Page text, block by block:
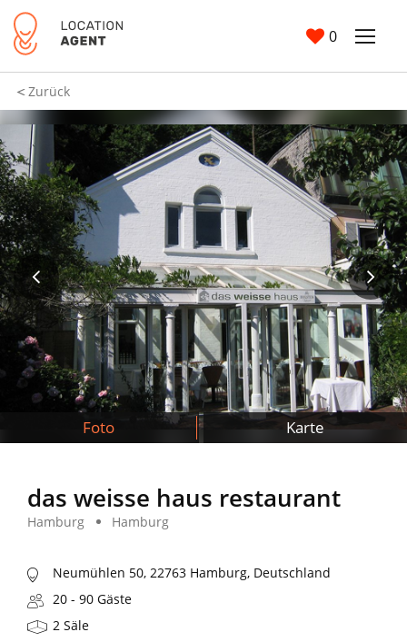
0
Zurück
Foto Karte
das weisse haus restaurant
Hamburg Hamburg
Neumühlen 50, 22763 Hamburg, Deutschland
20 - 90 Gäste
2 Säle